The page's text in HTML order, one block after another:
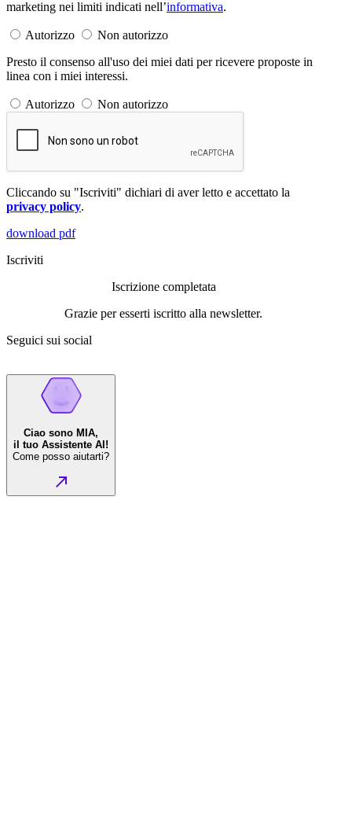
marketing nei limiti indicati nell’informativa.
Autorizzo
Non autorizzo
Presto il consenso all'uso dei miei dati per ricevere proposte in
linea con i miei interessi.
Autorizzo Non autorizzo
Cliccando su "Iscriviti" dichiari di aver letto e accettato la
privacy policy.
download pdf
Iscriviti
Iscrizione completata
Grazie per esserti iscritto alla newsletter.
Seguici sui social
Ciao sono MIA,
il tuo Assistente AI!
Come posso aiutarti?